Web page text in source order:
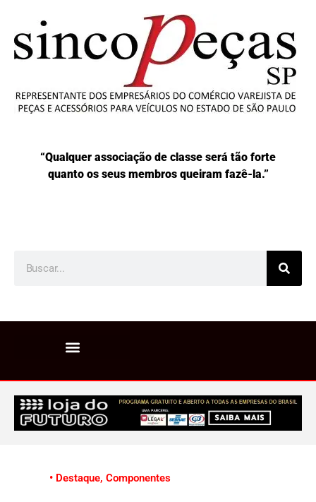
“Qualquer associação de classe será tão forte
quanto os seus membros queiram fazê-la.”
• Destaque, Componentes